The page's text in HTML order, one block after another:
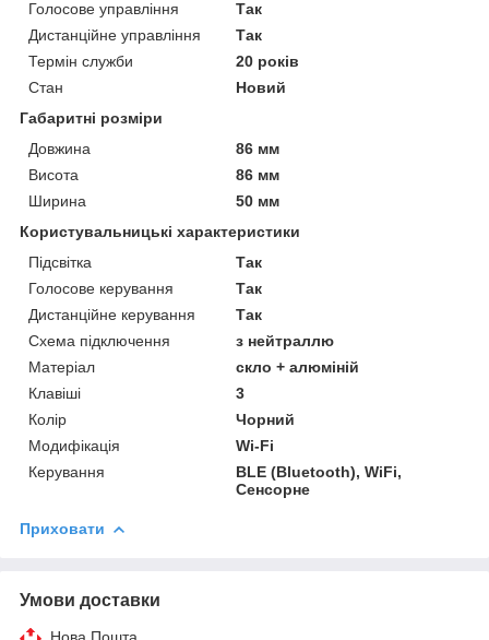
Голосове управління
Так
Дистанційне управління
Так
Термін служби
20 років
Стан
Новий
Габаритні розміри
Довжина
86 мм
Висота
86 мм
Ширина
50 мм
Користувальницькі характеристики
Підсвітка
Так
Голосове керування
Так
Дистанційне керування
Так
Схема підключення
з нейтраллю
Матеріал
скло + алюміній
Клавіші
3
Колір
Чорний
Модифікація
Wi-Fi
Керування
BLE (Bluetooth), WiFi,
Сенсорне
Приховати
Умови доставки
Нова Пошта